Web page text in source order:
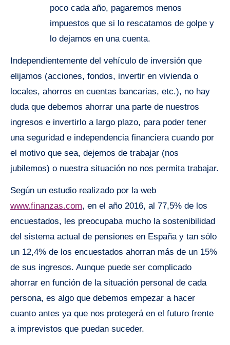
poco cada año, pagaremos menos
impuestos que si lo rescatamos de golpe y
lo dejamos en una cuenta.
Independientemente del vehículo de inversión que
elijamos (acciones, fondos, invertir en vivienda o
locales, ahorros en cuentas bancarias, etc.), no hay
duda que debemos ahorrar una parte de nuestros
ingresos e invertirlo a largo plazo, para poder tener
una seguridad e independencia financiera cuando por
el motivo que sea, dejemos de trabajar (nos
jubilemos) o nuestra situación no nos permita trabajar.
Según un estudio realizado por la web
www.finanzas.com, en el año 2016, al 77,5% de los
encuestados, les preocupaba mucho la sostenibilidad
del sistema actual de pensiones en España y tan sólo
un 12,4% de los encuestados ahorran más de un 15%
de sus ingresos. Aunque puede ser complicado
ahorrar en función de la situación personal de cada
persona, es algo que debemos empezar a hacer
cuanto antes ya que nos protegerá en el futuro frente
a imprevistos que puedan suceder.